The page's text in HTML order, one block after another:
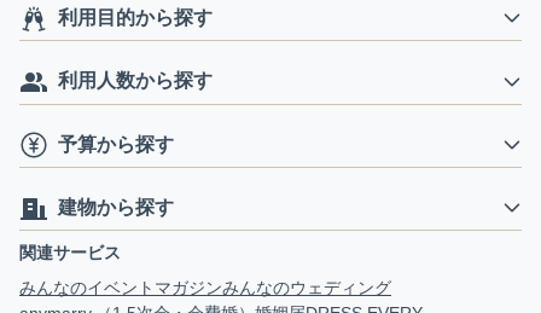
利用目的から探す
利用人数から探す
予算から探す
建物から探す
関連サービス
みんなのイベントマガジンみんなのウェディング